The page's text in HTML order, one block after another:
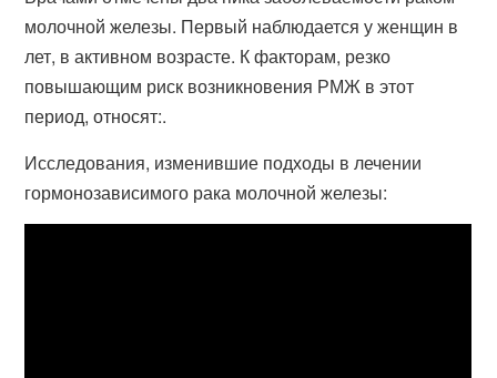
молочной железы. Первый наблюдается у женщин в
лет, в активном возрасте. К факторам, резко
повышающим риск возникновения РМЖ в этот
период, относят:.
Исследования, изменившие подходы в лечении
гормонозависимого рака молочной железы: